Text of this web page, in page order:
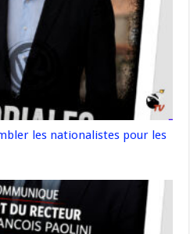
les nationalistes pour les